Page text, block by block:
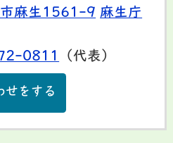
麻生1561-9 麻生庁
0811 （代表）
せをする